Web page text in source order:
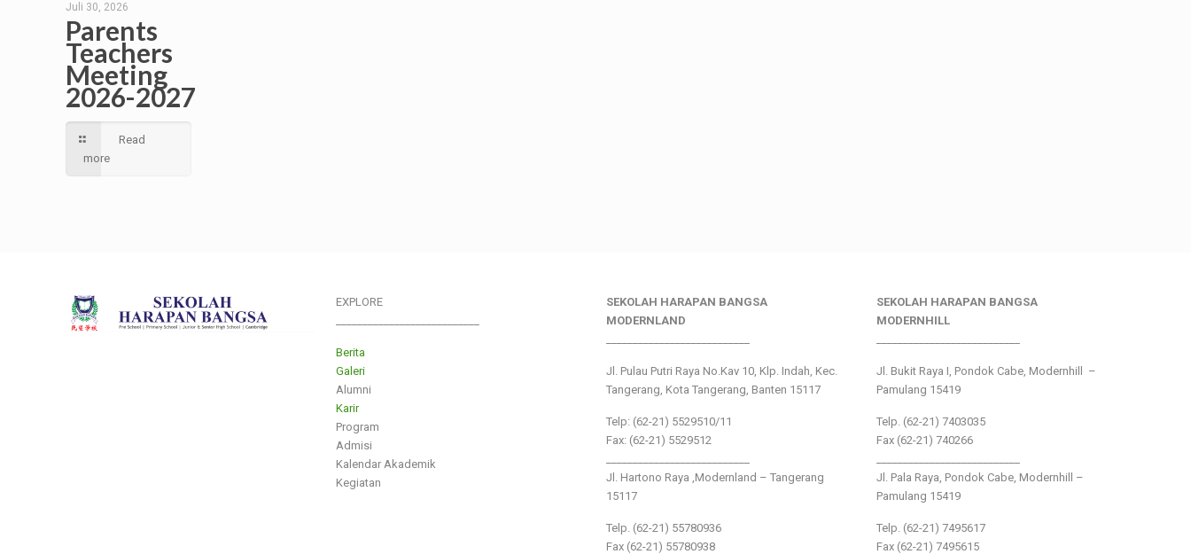
Juli 30, 2026
Parents
Teachers
Meeting
2026-2027
Read
more
EXPLORE
Berita
Galeri
Alumni
Karir
Program
Admisi
Kalendar Akademik
Kegiatan
SEKOLAH HARAPAN BANGSA
MODERNLAND
Jl. Pulau Putri Raya No.Kav 10, Klp. Indah, Kec.
Tangerang, Kota Tangerang, Banten 15117
Telp: (62-21) 5529510/11
Fax: (62-21) 5529512
Jl. Hartono Raya ,Modernland – Tangerang
15117
Telp. (62-21) 55780936
Fax (62-21) 55780938
SEKOLAH HARAPAN BANGSA
MODERNHILL
Jl. Bukit Raya I, Pondok Cabe, Modernhill –
Pamulang 15419
Telp. (62-21) 7403035
Fax (62-21) 740266
Jl. Pala Raya, Pondok Cabe, Modernhill –
Pamulang 15419
Telp. (62-21) 7495617
Fax (62-21) 7495615